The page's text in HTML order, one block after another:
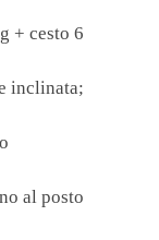
+ cesto 6
inclinata;
al posto